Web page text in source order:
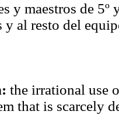
y maestros de 5º
y al resto del
the irrational use
that is scarcely